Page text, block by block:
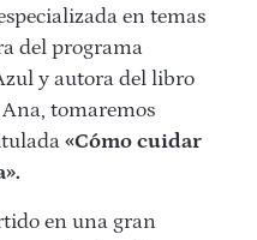
en temas
del programa
y autora del libro
Ana, tomaremos
«Cómo cuidar
en una gran